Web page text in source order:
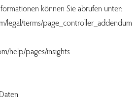
können Sie abrufen unter:
legal/terms/page_controller_addendum
help/pages/insights